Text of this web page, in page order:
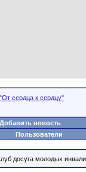
сердца к сердцу"
Добавить новость
Пользователи
досуга молодых